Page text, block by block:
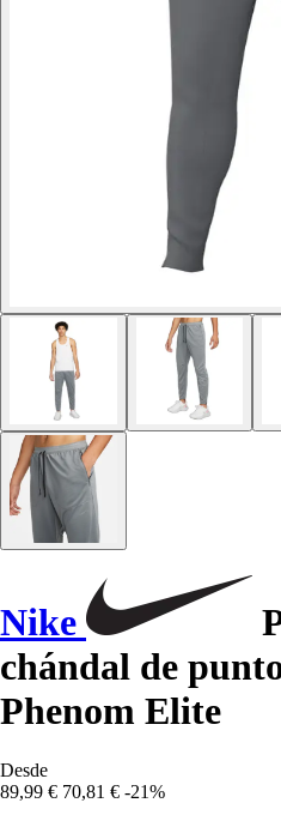
Nike
chándal de
Phenom Elite
Desde
89,99 € 70,81 € -21%